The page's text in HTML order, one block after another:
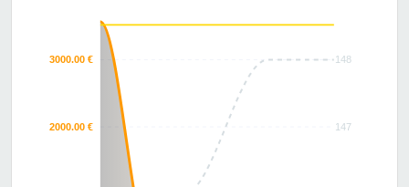
148
147
3000.00 €
2000.00 €